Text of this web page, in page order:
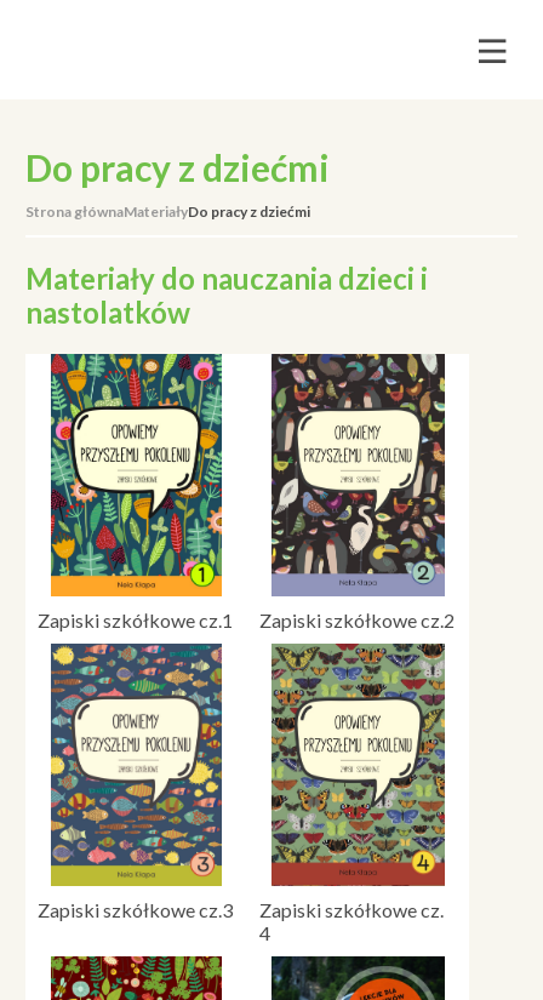
Do pracy z dziećmi
Strona głównaMateriałyDo pracy z dziećmi
Materiały do nauczania dzieci i
nastolatków
Zapiski szkółkowe cz.1 Zapiski szkółkowe cz.2
Zapiski szkółkowe cz.3
Zapiski szkółkowe cz.
4